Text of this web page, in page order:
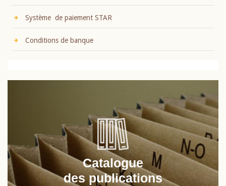
Système de paiement STAR
Conditions de banque
Catalogue
des publications